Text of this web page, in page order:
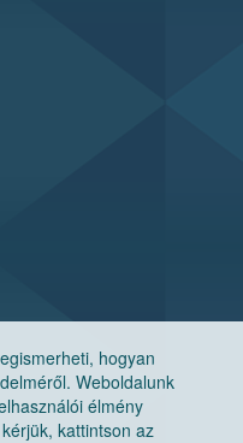
hogyan
Weboldalunk
élmény
kattintson az